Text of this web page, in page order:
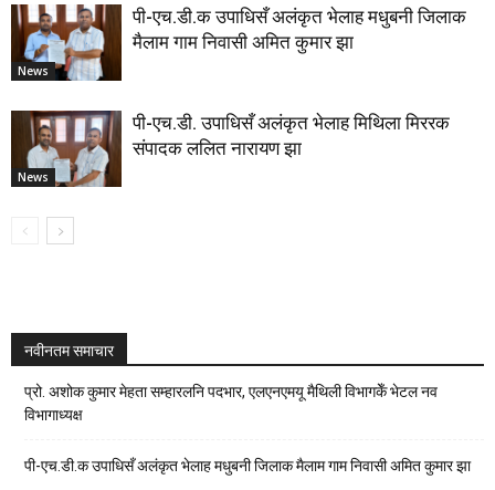
News
पी-एच.डी.क उपाधिसँ अलंकृत भेलाह मधुबनी जिलाक
मैलाम गाम निवासी अमित कुमार झा
News
पी-एच.डी. उपाधिसँ अलंकृत भेलाह मिथिला मिररक
संपादक ललित नारायण झा
नवीनतम समाचार
प्रो. अशोक कुमार मेहता सम्हारलनि पदभार, एलएनएमयू मैथिली विभागकेँ भेटल नव
विभागाध्यक्ष
पी-एच.डी.क उपाधिसँ अलंकृत भेलाह मधुबनी जिलाक मैलाम गाम निवासी अमित कुमार झा